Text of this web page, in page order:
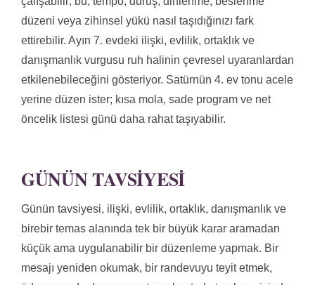
düzeni veya zihinsel yükü nasıl taşıdığınızı fark
ettirebilir. Ayın 7. evdeki ilişki, evlilik, ortaklık ve
danışmanlık vurgusu ruh halinin çevresel uyaranlardan
etkilenebileceğini gösteriyor. Satürnün 4. ev tonu acele
yerine düzen ister; kısa mola, sade program ve net
öncelik listesi günü daha rahat taşıyabilir.
GÜNÜN TAVSIYESI
Günün tavsiyesi, ilişki, evlilik, ortaklık, danışmanlık ve
birebir temas alanında tek bir büyük karar aramadan
küçük ama uygulanabilir bir düzenleme yapmak. Bir
mesajı yeniden okumak, bir randevuyu teyit etmek,